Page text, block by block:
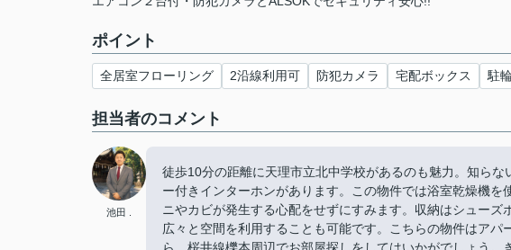
ポイント
全居室フローリング 2沿線利用可 防犯カメラ 宅配ボックス 駐
担当者のコメント
池田 .
徒歩10分の距離に天理市立北中学校があるのも魅力。知ら
ー付きインターホンがあります。この物件では浴室乾燥機
ニやカビが発生する心配をせずにすみます。収納はシューズ
広々と空間を利用することも可能です。こちらの物件はア
ら、桜井線櫟本周辺でお部屋探しをしてはいかがでしょう